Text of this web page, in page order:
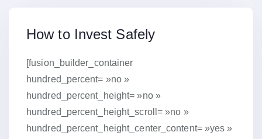
15 janvier 2019
How to Invest Safely
[fusion_builder_container
hundred_percent= »no »
hundred_percent_height= »no »
hundred_percent_height_scroll= »no »
hundred_percent_height_center_content= »yes »